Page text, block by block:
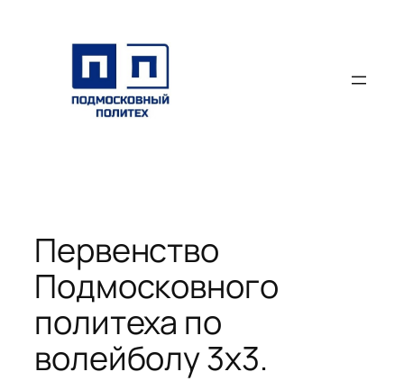
содержимому
Первенство
Подмосковного
политеха по
волейболу 3х3.